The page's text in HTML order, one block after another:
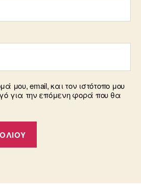
μου, email, και τον ιστότοπο μου
για την επόμενη φορά που θα